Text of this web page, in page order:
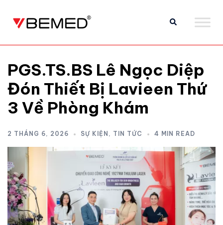
PGS.TS.BS Lê Ngọc Diệp
Đón Thiết Bị Lavieen Thứ
3 Về Phòng Khám
2 THÁNG 6, 2026 SỰ KIỆN , TIN TỨC 4 MIN READ